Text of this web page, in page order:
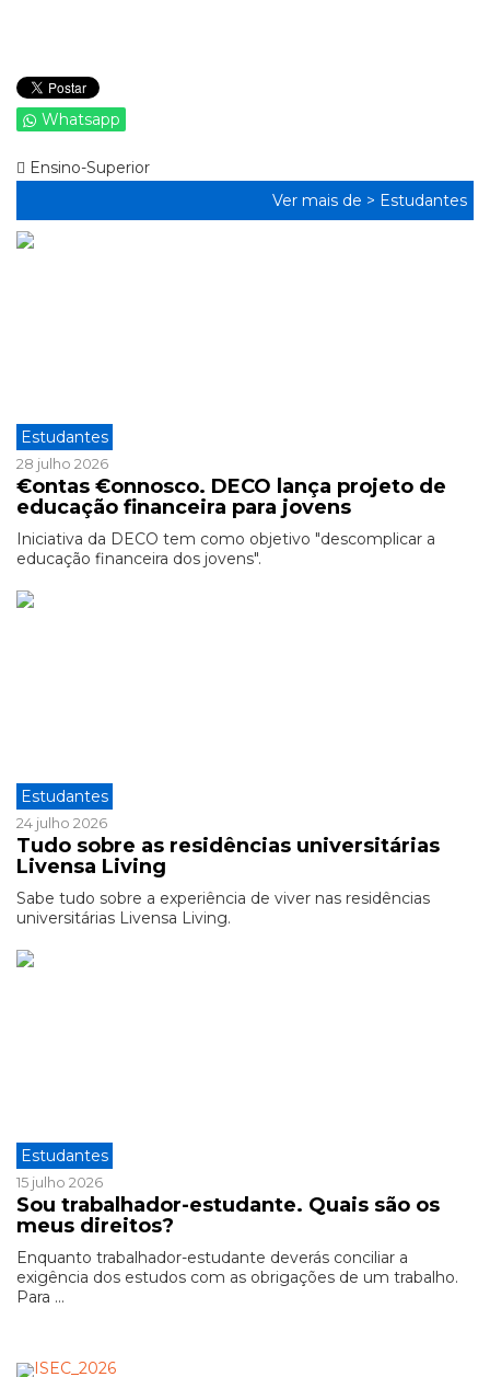
Whatsapp
Ensino-Superior
Ver mais de > Estudantes
Estudantes
28 julho 2026
€ontas €onnosco. DECO lança projeto de
educação financeira para jovens
Iniciativa da DECO tem como objetivo "descomplicar a
educação financeira dos jovens".
Estudantes
24 julho 2026
Tudo sobre as residências universitárias
Livensa Living
Sabe tudo sobre a experiência de viver nas residências
universitárias Livensa Living.
Estudantes
15 julho 2026
Sou trabalhador-estudante. Quais são os
meus direitos?
Enquanto trabalhador-estudante deverás conciliar a
exigência dos estudos com as obrigações de um trabalho.
Para ...